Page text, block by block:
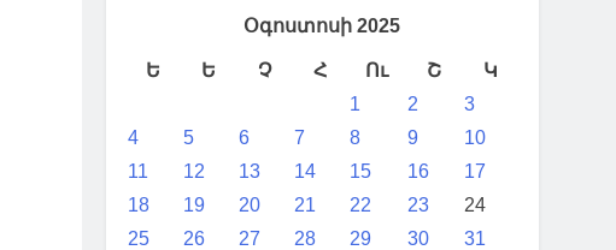
Օգոստոսի 2025
Ե Ե Չ Հ Ու Շ
Կ
1
2
3
4
5 6 7 8 9
10
11
12 13 14 15 16
17
18
19 20 21 22 23
24
25
26 27 28 29 30 31